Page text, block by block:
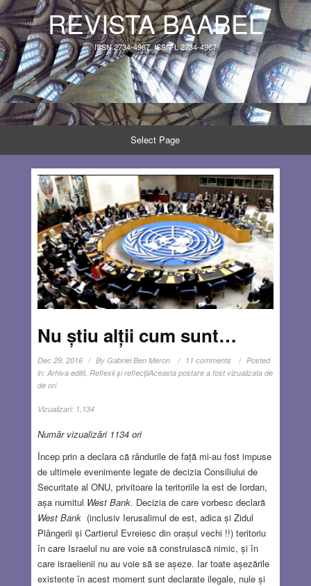
REVISTA BAABEL
ISSN 2734-4967, ISSN-L 2734-4967
Select Page
Nu știu alții cum sunt…
Dec 29, 2016 By Gabriel Ben Meron 11 comments
Posted
in: Arhiva editii, Reflexii şi reflecţiiAceasta postare a fost vizualizata de
de ori
Vizualizari: 1,134
Număr vizualizări 1134 ori
Încep prin a declara că rândurile de față mi-au fost impuse
de ultimele evenimente legate de decizia Consiliului de
Securitate al ONU, privitoare la teritoriile la est de Iordan,
așa numitul West Bank. Decizia de care vorbesc declară
West Bank(inclusiv Ierusalimul de est, adica și Zidul
Plângerii și Cartierul Evreiesc din orașul vechi !!) teritoriu
în care Israelul nu are voie să construiască nimic, și în
care israelienii nu au voie să se așeze. Iar toate așezările
existente în acest moment sunt declarate ilegale, nule și